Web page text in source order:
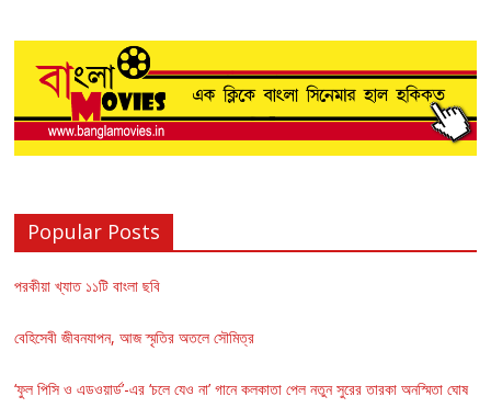
Popular Posts
পরকীয়া খ্যাত ১১টি বাংলা ছবি
বেহিসেবী জীবনযাপন, আজ স্মৃতির অতলে সৌমিত্র
‘ফুল পিসি ও এডওয়ার্ড’-এর ‘চলে যেও না’ গানে কলকাতা পেল নতুন সুরের তারকা অনস্মিতা ঘোষ